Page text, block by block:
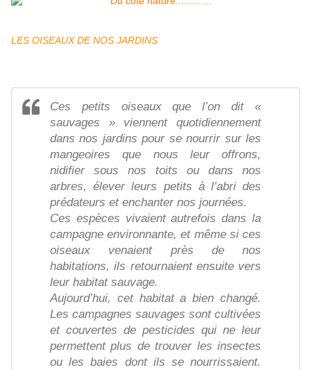
LES OISEAUX DE NOS JARDINS
Ces petits oiseaux que l’on dit «
sauvages » viennent quotidiennement
dans nos jardins pour se nourrir sur les
mangeoires que nous leur offrons,
nidifier sous nos toits ou dans nos
arbres, élever leurs petits à l’abri des
prédateurs et enchanter nos journées.
Ces espèces vivaient autrefois dans la
campagne environnante, et même si ces
oiseaux venaient près de nos
habitations, ils retournaient ensuite vers
leur habitat sauvage.
Aujourd’hui, cet habitat a bien changé.
Les campagnes sauvages sont cultivées
et couvertes de pesticides qui ne leur
permettent plus de trouver les insectes
ou les baies dont ils se nourrissaient.